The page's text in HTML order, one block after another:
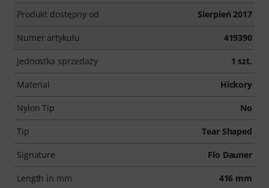
Produkt dostępny od Sierpień 2017
Numer artykułu 419390
Jednostka sprzedaży 1 szt.
Material Hickory
Nylon Tip No
Tip Tear Shaped
Signature Flo Dauner
Length in mm 416 mm